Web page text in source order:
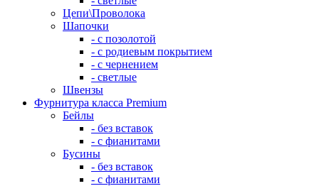
Цепи\Проволока
Шапочки
- с позолотой
- с родиевым покрытием
- с чернением
- светлые
Швензы
Фурнитура класса Premium
Бейлы
- без вставок
- с фианитами
Бусины
- без вставок
- с фианитами